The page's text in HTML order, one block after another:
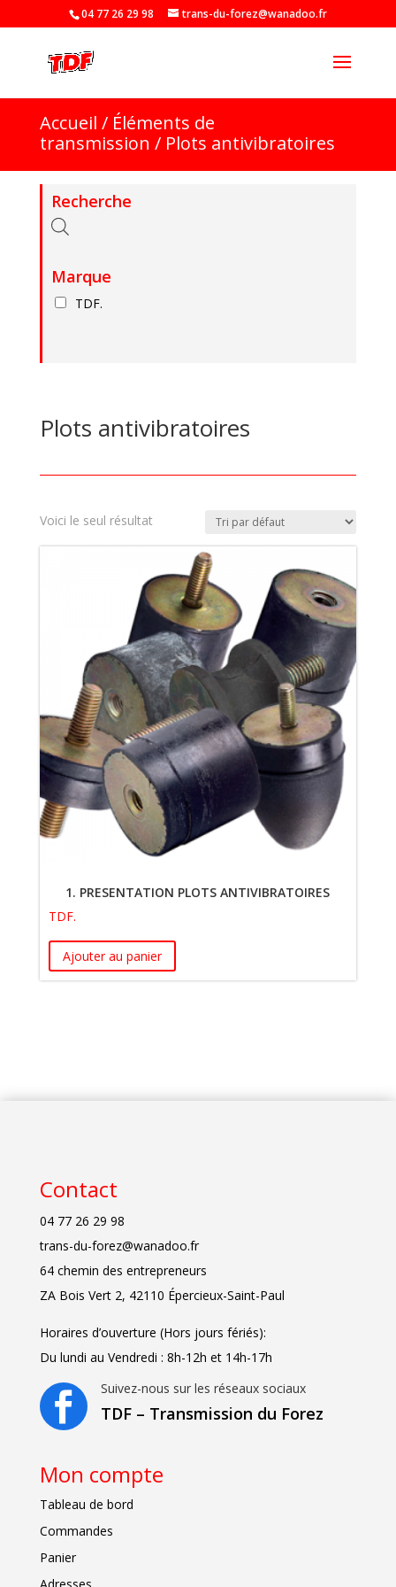
04 77 26 29 98 trans-du-forez@wanadoo.fr
Accueil / Éléments de
transmission / Plots antivibratoires
Recherche
Marque
TDF.
Plots antivibratoires
Voici le seul résultat
1. PRESENTATION PLOTS ANTIVIBRATOIRES
TDF.
Ajouter au panier
Contact
04 77 26 29 98
trans-du-forez@wanadoo.fr
64 chemin des entrepreneurs
ZA Bois Vert 2, 42110 Épercieux-Saint-Paul
Horaires d’ouverture (Hors jours fériés):
Du lundi au Vendredi : 8h-12h et 14h-17h

Suivez-nous sur les réseaux sociaux
TDF – Transmission du Forez
Mon compte
Tableau de bord
Commandes
Panier
Adresses